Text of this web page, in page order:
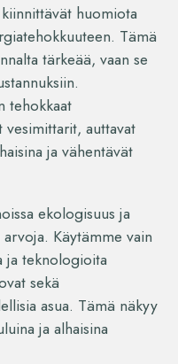
huomiota
Tämä
tärkeää, vaan se
tehokkaat
auttavat
ja vähentävät
ekologisuus ja
Käytämme vain
ja teknologioita
sekä
asua. Tämä näkyy
ja alhaisina